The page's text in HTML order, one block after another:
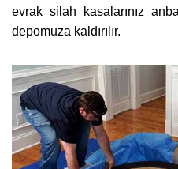
evrak silah kasalarınız
depomuza kaldırılır.